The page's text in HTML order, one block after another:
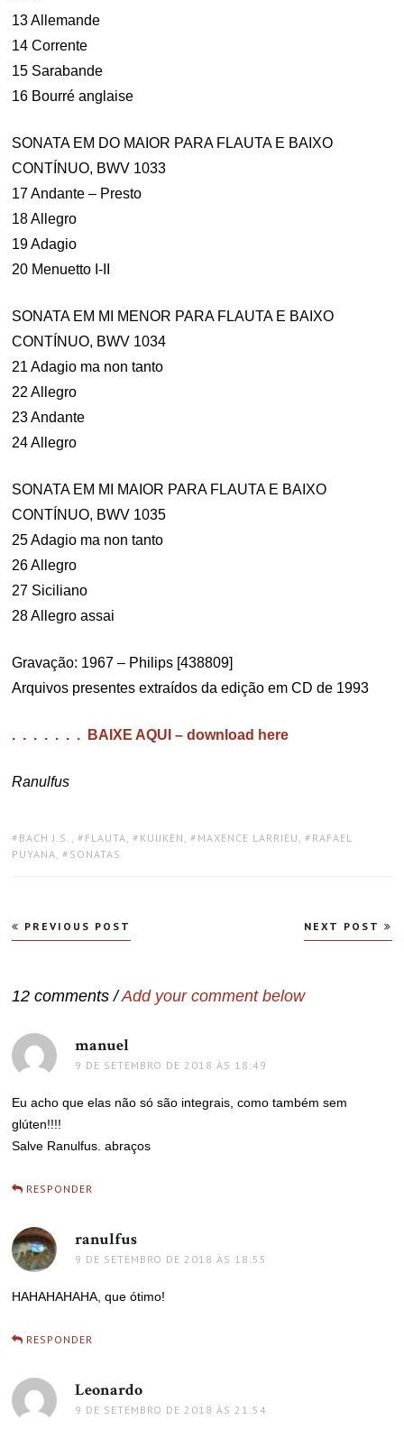
13 Allemande
14 Corrente
15 Sarabande
16 Bourré anglaise
SONATA EM DO MAIOR PARA FLAUTA E BAIXO
CONTÍNUO, BWV 1033
17 Andante – Presto
18 Allegro
19 Adagio
20 Menuetto I-II
SONATA EM MI MENOR PARA FLAUTA E BAIXO
CONTÍNUO, BWV 1034
21 Adagio ma non tanto
22 Allegro
23 Andante
24 Allegro
SONATA EM MI MAIOR PARA FLAUTA E BAIXO
CONTÍNUO, BWV 1035
25 Adagio ma non tanto
26 Allegro
27 Siciliano
28 Allegro assai
Gravação: 1967 – Philips [438809]
Arquivos presentes extraídos da edição em CD de 1993
. . . . . . . BAIXE AQUI – download here
Ranulfus
TAGS:
BACH J.S. , FLAUTA, KUIJKEN , MAXENCE LARRIEU , RAFAEL
PUYANA, SONATAS
Navegação
de
PREVIOUS POST NEXT POST
12 comments /Add your comment below
manuel
9 DE SETEMBRO DE 2018 ÀS 18:49
Eu acho que elas não só são integrais, como também sem
glúten!!!!
Salve Ranulfus. abraços
RESPONDER
ranulfus
9 DE SETEMBRO DE 2018 ÀS 18:55
HAHAHAHAHA, que ótimo!
RESPONDER
Leonardo
9 DE SETEMBRO DE 2018 ÀS 21:54